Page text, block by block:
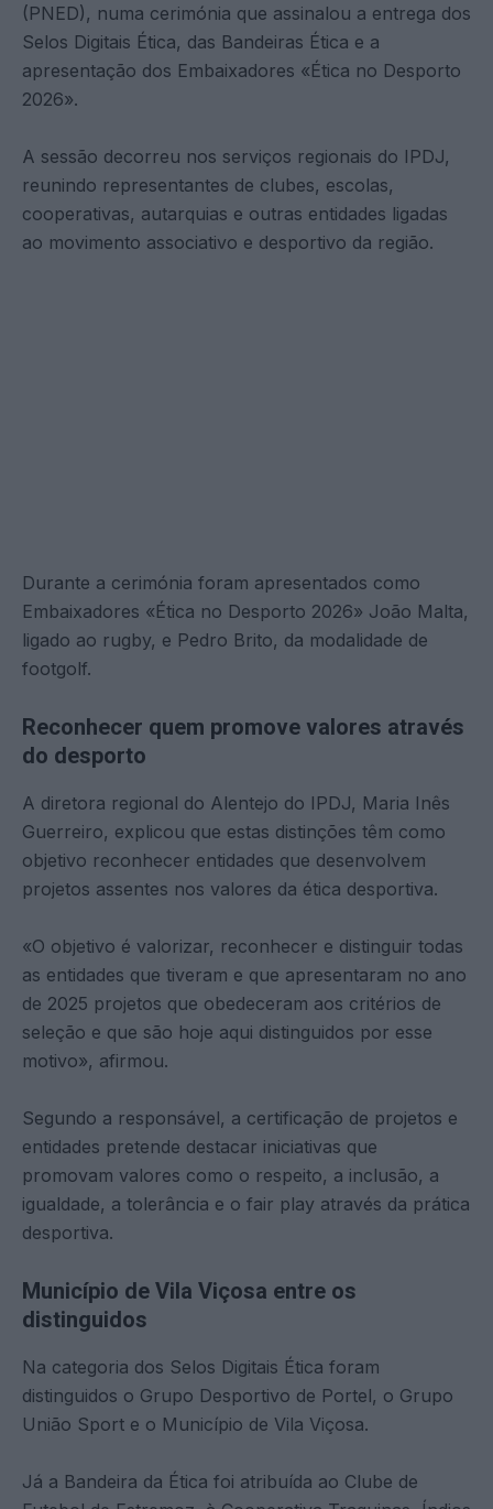
(PNED), numa cerimónia que assinalou a entrega dos
Selos Digitais Ética, das Bandeiras Ética e a
apresentação dos Embaixadores «Ética no Desporto
2026».
A sessão decorreu nos serviços regionais do IPDJ,
reunindo representantes de clubes, escolas,
cooperativas, autarquias e outras entidades ligadas
ao movimento associativo e desportivo da região.
Durante a cerimónia foram apresentados como
Embaixadores «Ética no Desporto 2026» João Malta,
ligado ao rugby, e Pedro Brito, da modalidade de
footgolf.
Reconhecer quem promove valores através
do desporto
A diretora regional do Alentejo do IPDJ, Maria Inês
Guerreiro, explicou que estas distinções têm como
objetivo reconhecer entidades que desenvolvem
projetos assentes nos valores da ética desportiva.
«O objetivo é valorizar, reconhecer e distinguir todas
as entidades que tiveram e que apresentaram no ano
de 2025 projetos que obedeceram aos critérios de
seleção e que são hoje aqui distinguidos por esse
motivo», afirmou.
Segundo a responsável, a certificação de projetos e
entidades pretende destacar iniciativas que
promovam valores como o respeito, a inclusão, a
igualdade, a tolerância e o fair play através da prática
desportiva.
Município de Vila Viçosa entre os
distinguidos
Na categoria dos Selos Digitais Ética foram
distinguidos o Grupo Desportivo de Portel, o Grupo
União Sport e o Município de Vila Viçosa.
Já a Bandeira da Ética foi atribuída ao Clube de